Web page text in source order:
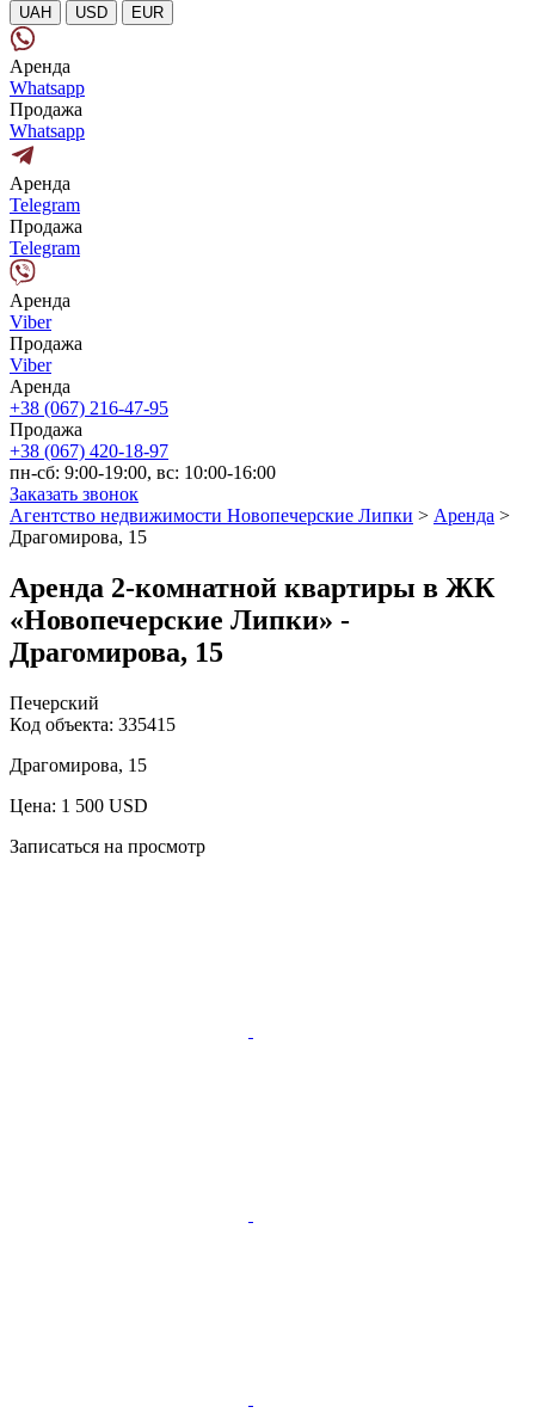
UAH USD EUR
Аренда
Whatsapp
Продажа
Whatsapp
Аренда
Telegram
Продажа
Telegram
Аренда
Viber
Продажа
Viber
Аренда
+38 (067) 216-47-95
Продажа
+38 (067) 420-18-97
пн-сб: 9:00-19:00, вс: 10:00-16:00
Заказать звонок
Агентство недвижимости Новопечерские Липки > Аренда >
Драгомирова, 15
Аренда 2-комнатной квартиры в ЖК
«Новопечерские Липки» -
Драгомирова, 15
Печерский
Код объекта: 335415
Драгомирова, 15
Цена: 1 500 USD
Записаться на просмотр